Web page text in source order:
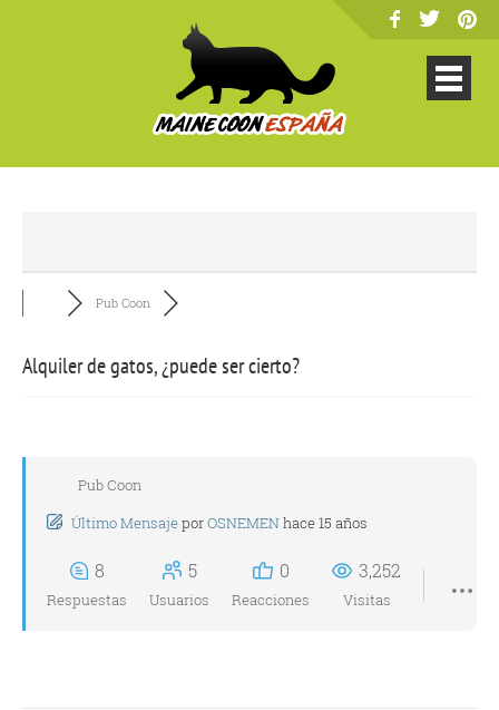
Pub Coon
Alquiler de gatos, ¿puede ser cierto?
Pub Coon
Último MensajeporOSNEMENhace 15 años
8
Respuestas
5
Usuarios
0
Reacciones
3,252
Visitas